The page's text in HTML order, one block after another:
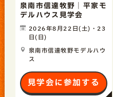
泉南市信達牧野｜平家モ
デルハウス見学会
2026年8月22日(土)・23
日(日)
泉南市信達牧野モデルハウ
ス
見学会に参加する